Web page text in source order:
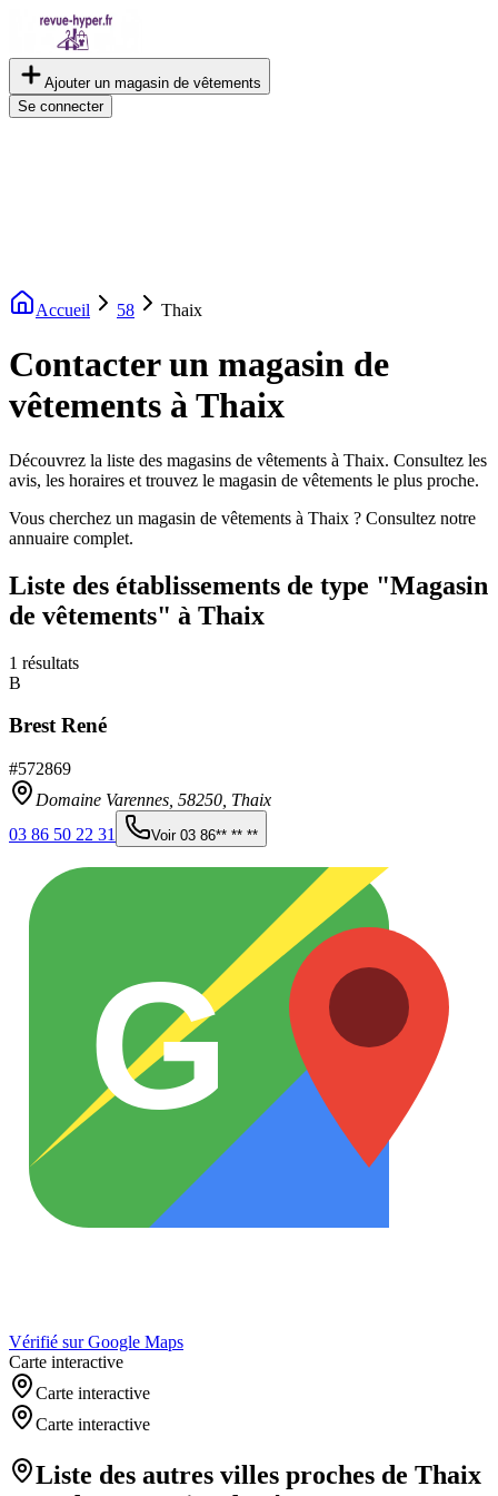
Ajouter un magasin de vêtements
Se connecter
Accueil 58 Thaix
Contacter un magasin de
vêtements à Thaix
Découvrez la liste des magasins de vêtements à Thaix. Consultez les
avis, les horaires et trouvez le magasin de vêtements le plus proche.
Vous cherchez un magasin de vêtements à Thaix ? Consultez notre
annuaire complet.
Liste des établissements de type "Magasin
de vêtements" à Thaix
1 résultats
B
Brest René
#572869
Domaine Varennes, 58250 Thaix
03 86 50 22 31
Voir 03 86** ** **
G
Vérifié sur Google Maps
Carte interactive
Carte interactive
Carte interactive
Liste des autres villes proches de Thaix